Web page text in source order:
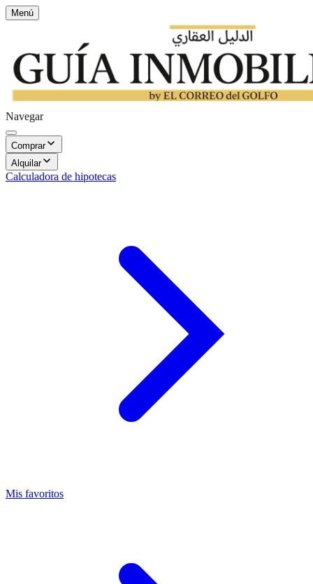
Menú
Navegar
Comprar
Alquilar
Calculadora de hipotecas
Mis favoritos